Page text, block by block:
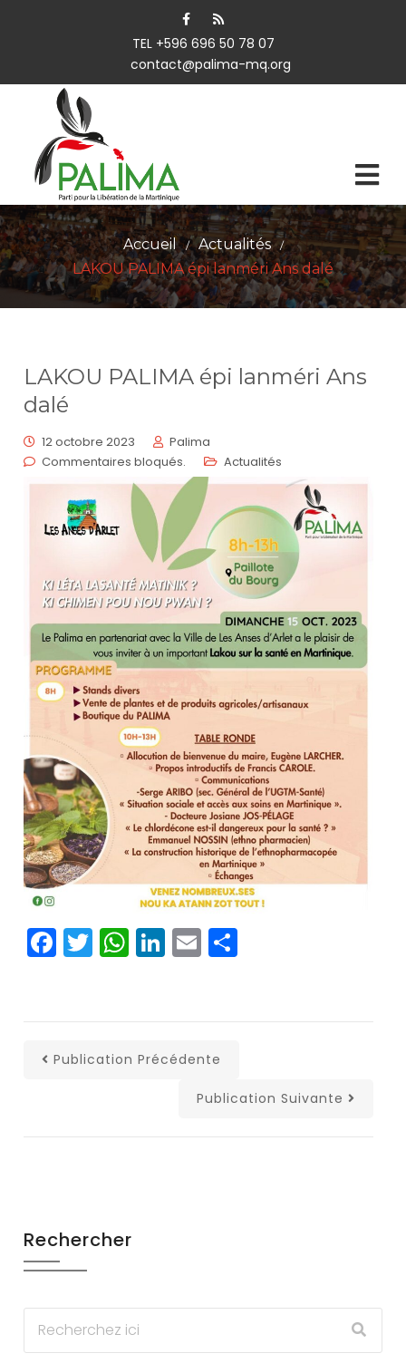
TEL +596 696 50 78 07
contact@palima-mq.org
Accueil / Actualités /
LAKOU PALIMA épi lanméri Ans dalé
LAKOU PALIMA épi lanméri Ans
dalé
12 octobre 2023
Palima
Commentaires bloqués.
Actualités
Facebook
Twitter
WhatsApp
LinkedIn
Email
Publication Précédente
Publication Suivante
Rechercher